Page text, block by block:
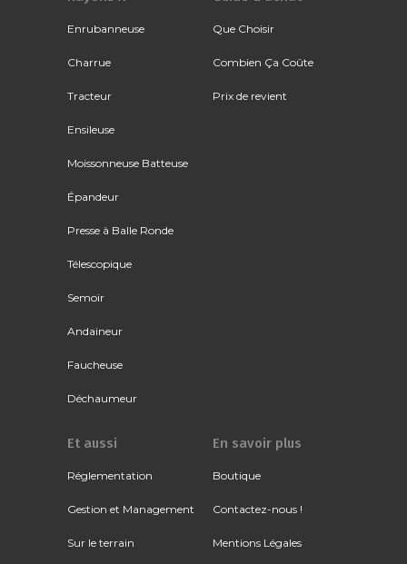
Enrubanneuse
Charrue
Tracteur
Ensileuse
Moissonneuse Batteuse
Épandeur
Presse à Balle Ronde
Télescopique
Semoir
Andaineur
Faucheuse
Déchaumeur
Que Choisir
Combien Ça Coûte
Prix de revient
Et aussi
Réglementation
Gestion et Management
Sur le terrain
En savoir plus
Boutique
Contactez-nous !
Mentions Légales